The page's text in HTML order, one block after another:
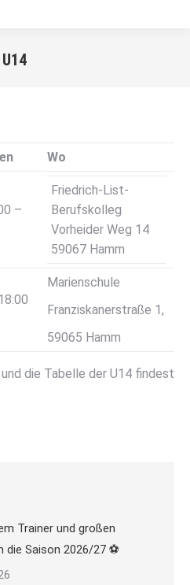
U14
Wo
–
Friedrich-List-
Berufskolleg
Vorheider Weg 14
59067 Hamm
Marienschule
Franziskanerstraße 1,
59065 Hamm
die Tabelle der U14 findest
Trainer und großen
die Saison 2026/27 ⚽